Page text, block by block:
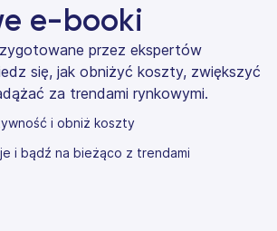
e-booki
przez ekspertów
się, jak obniżyć koszty, zwiększyć
za trendami rynkowymi.
i obniż koszty
i bądź na bieżąco z trendami